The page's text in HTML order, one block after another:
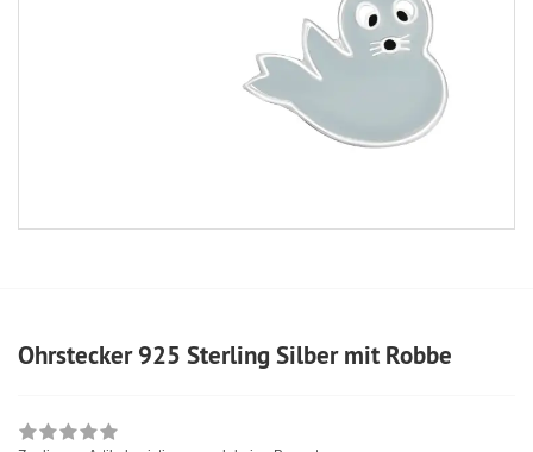
Ohrstecker 925 Sterling Silber mit Robbe